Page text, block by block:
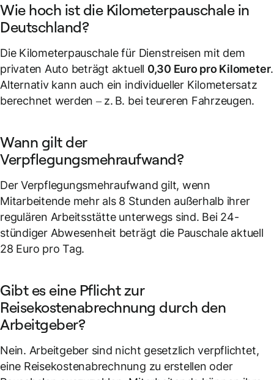
Wie hoch ist die Kilometerpauschale in
Deutschland?
Die Kilometerpauschale für Dienstreisen mit dem
privaten Auto beträgt aktuell 0,30 Euro pro Kilometer.
Alternativ kann auch ein individueller Kilometersatz
berechnet werden – z. B. bei teureren Fahrzeugen.
Wann gilt der
Verpflegungsmehraufwand?
Der Verpflegungsmehraufwand gilt, wenn
Mitarbeitende mehr als 8 Stunden außerhalb ihrer
regulären Arbeitsstätte unterwegs sind. Bei 24-
stündiger Abwesenheit beträgt die Pauschale aktuell
28 Euro pro Tag.
Gibt es eine Pflicht zur
Reisekostenabrechnung durch den
Arbeitgeber?
Nein. Arbeitgeber sind nicht gesetzlich verpflichtet,
eine Reisekostenabrechnung zu erstellen oder